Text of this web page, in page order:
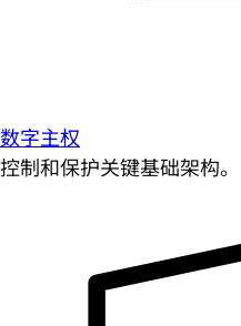
数字主权
控制和保护关键基础架构。